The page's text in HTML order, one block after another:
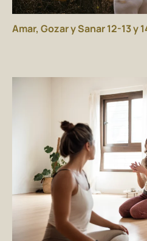
Amar, Gozar y Sanar 12-13 y